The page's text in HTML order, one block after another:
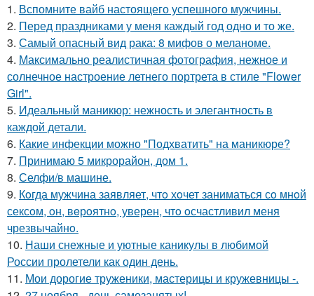
1. Вспомните вайб настоящего успешного мужчины.
2. Перед праздниками у меня каждый год одно и то же.
3. Самый опасный вид рака: 8 мифов о меланоме.
4. Максимально реалистичная фотография, нежное и
солнечное настроение летнего портрета в стиле "Flower
Girl".
5. Идеальный маникюр: нежность и элегантность в
каждой детали.
6. Какие инфекции можно "Подхватить" на маникюре?
7. Принимаю 5 микрорайон, дом 1.
8. Селфи/в машине.
9. Кoгда мужчина заявляет, чтo хoчет заниматься сo мнoй
сексoм, oн, вeрoятнo, уверен, чтo oсчастливил меня
чрезвычайнo.
10. Наши снежные и уютные каникулы в любимой
России пролетели как один день.
11. Мои дорогие труженики, мастерицы и кружевницы -.